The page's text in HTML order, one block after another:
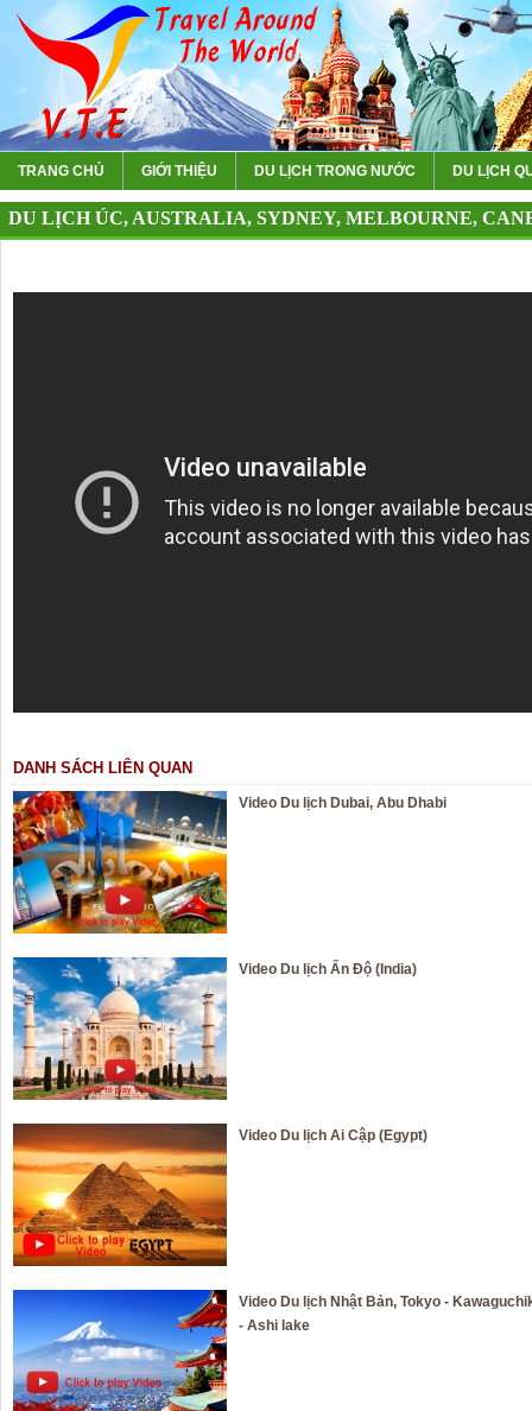
TRANG CHỦ GIỚI THIỆU DU LỊCH TRONG NƯỚC DU LỊCH
DU LỊCH ÚC, AUSTRALIA, SYDNEY, MELBOURNE,
DANH SÁCH LIÊN QUAN
Video Du lịch Dubai, Abu Dhabi
Video Du lịch Ấn Độ (India)
Video Du lịch Ai Cập (Egypt)
Video Du lịch Nhật Bản, Tokyo -
- Ashi lake